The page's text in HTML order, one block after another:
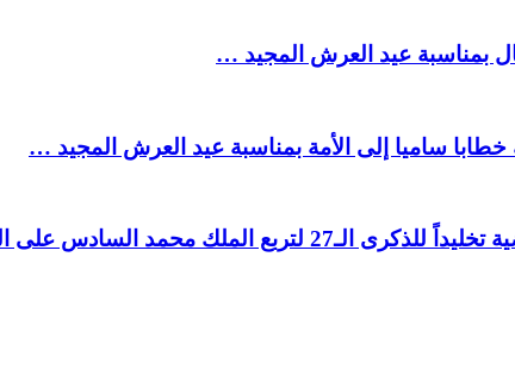
بمناسبة عيد العرش المجيد …
ساميا إلى الأمة بمناسبة عيد العرش المجيد …
محمد السادس على العرش …